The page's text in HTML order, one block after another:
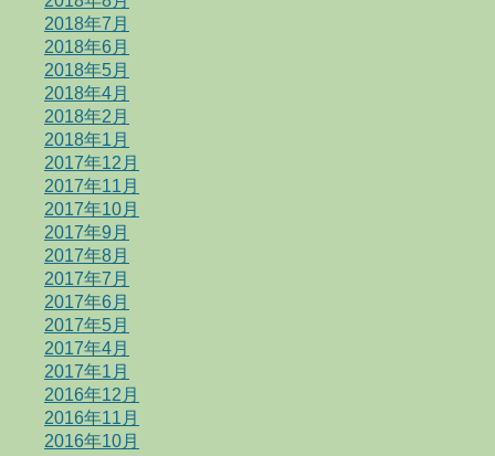
2018年7月
2018年6月
2018年5月
2018年4月
2018年2月
2018年1月
2017年12月
2017年11月
2017年10月
2017年9月
2017年8月
2017年7月
2017年6月
2017年5月
2017年4月
2017年1月
2016年12月
2016年11月
2016年10月